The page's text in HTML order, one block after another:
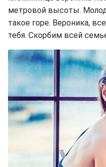
метровой высоты.
такое горе. Вероника,
тебя. Скорбим всей